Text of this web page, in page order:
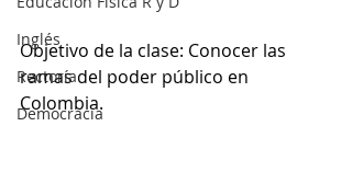
Inglés
Rectoría
Democracia
Objetivo de la clase: Conocer las
ramas del poder público en
Colombia.